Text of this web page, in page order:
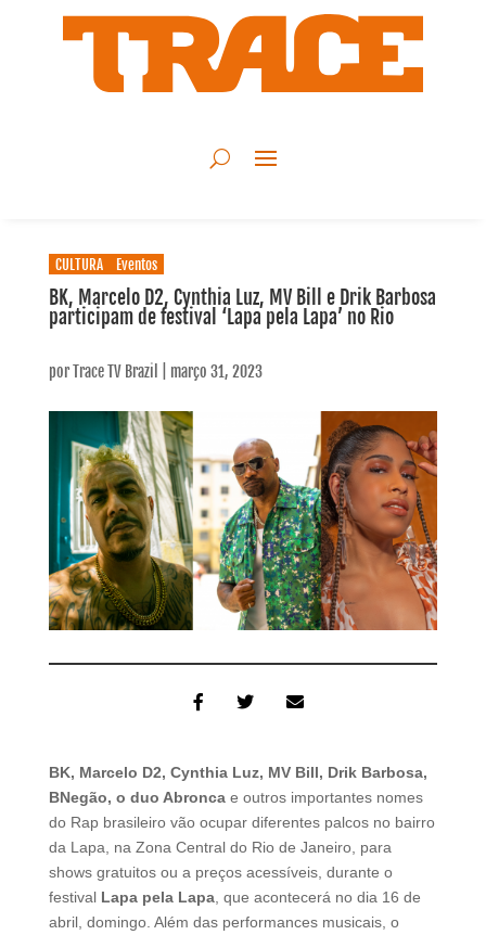
CULTURA Eventos
BK, Marcelo D2, Cynthia Luz, MV Bill e Drik Barbosa
participam de festival ‘Lapa pela Lapa’ no Rio
porTrace TV Brazil março 31, 2023
BK, Marcelo D2, Cynthia Luz, MV Bill, Drik Barbosa,
BNegão, o duo Abronca e outros importantes nomes
do Rap brasileiro vão ocupar diferentes palcos no bairro
da Lapa, na Zona Central do Rio de Janeiro, para
shows gratuitos ou a preços acessíveis, durante o
festival Lapa pela Lapa, que acontecerá no dia 16 de
abril, domingo. Além das performances musicais, o